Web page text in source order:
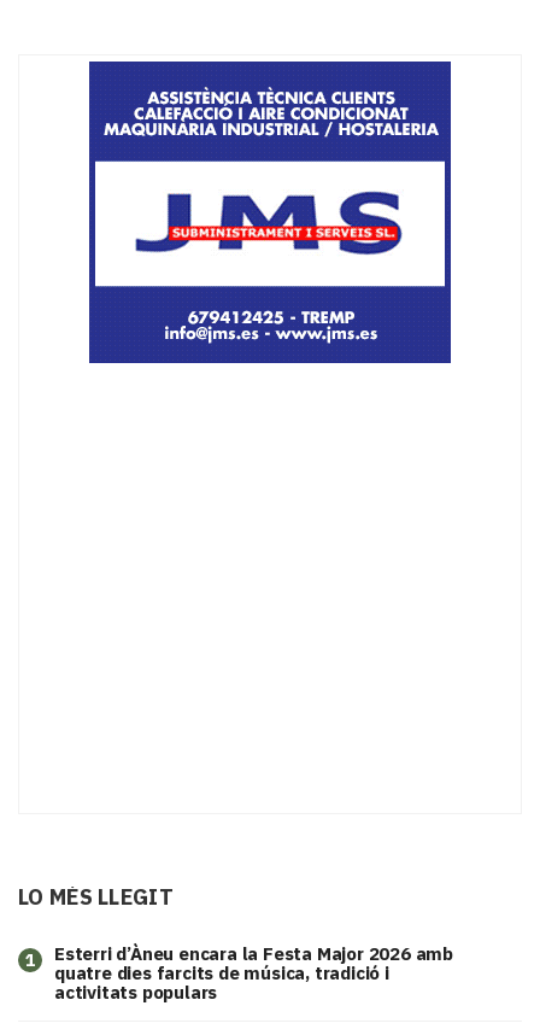
LO MÉS LLEGIT
1
Esterri d’Àneu encara la Festa Major 2026 amb
quatre dies farcits de música, tradició i
activitats populars